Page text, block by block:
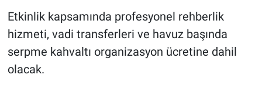
Etkinlik kapsamında profesyonel rehberlik
hizmeti, vadi transferleri ve havuz başında
serpme kahvaltı organizasyon ücretine dahil
olacak.